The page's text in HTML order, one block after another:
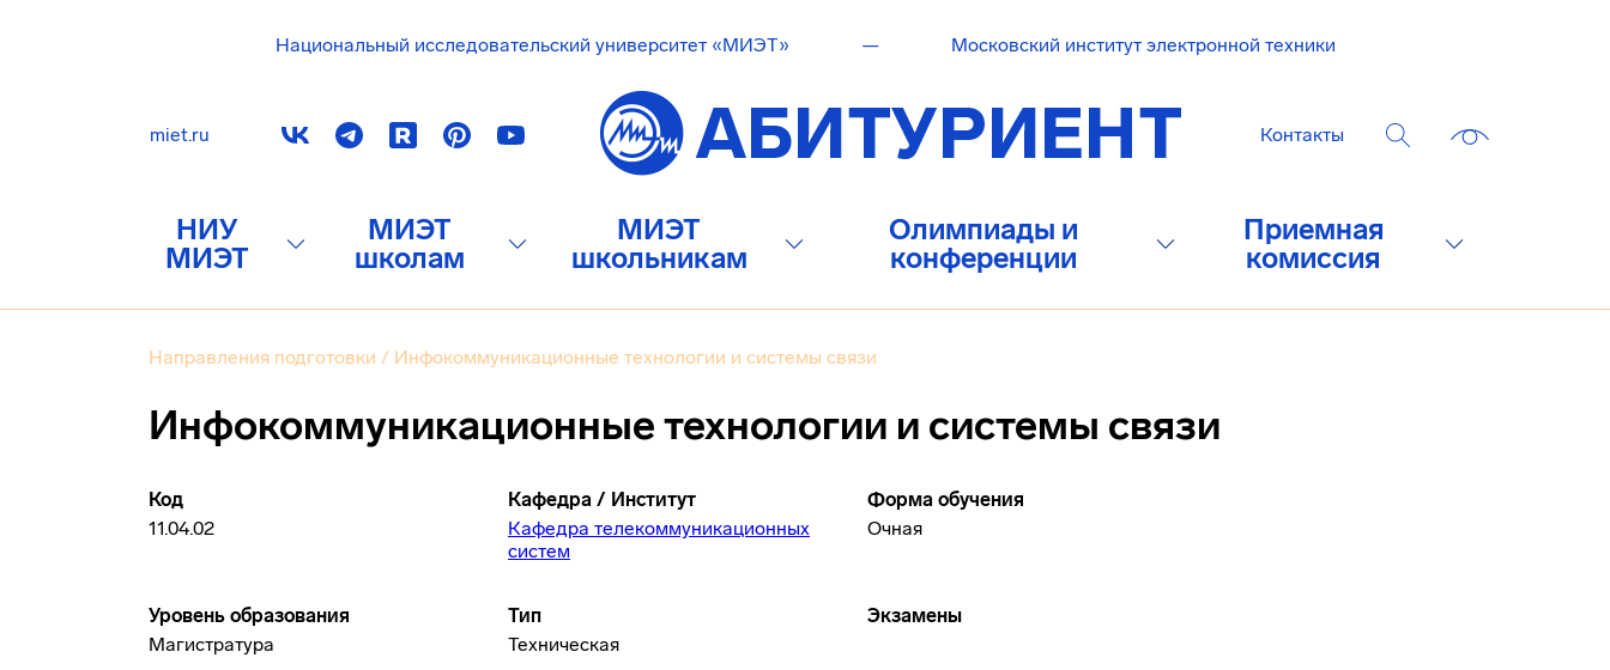
Национальный исследовательский университет «МИЭТ» — Московский институт электронной техники
miet.ru Контакты
НИУ
МИЭТ
МИЭТ
школам
МИЭТ
школьникам
Олимпиады и
конференции
Приемная
комиссия
Направления подготовки / Инфокоммуникационные технологии и системы связи
Инфокоммуникационные технологии и системы связи
Код
11.04.02
Кафедра / Институт
Кафедра телекоммуникационных
систем
Форма обучения
Очная
Уровень образования
Магистратура
Тип
Техническая
Экзамены